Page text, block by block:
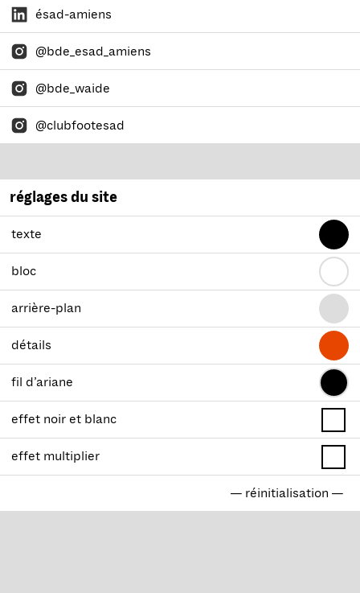
ésad-amiens
@bde_esad_amiens
@bde_waide
@clubfootesad
réglages du site
texte
bloc
arrière-plan
détails
fil d’ariane
effet noir et blanc
effet multiplier
— réinitialisation —